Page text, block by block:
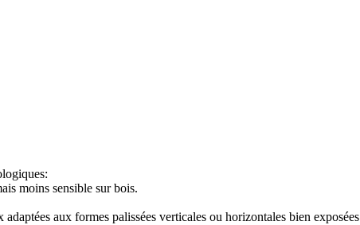
moins sensible sur bois.
aux formes palissées verticales ou horizontales bien